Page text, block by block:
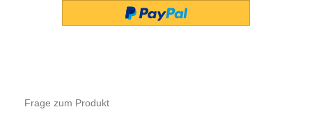
Frage zum Produkt